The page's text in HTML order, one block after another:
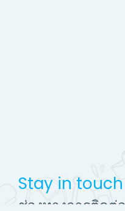
Stay in touch
ช่องทางการติดต่อ